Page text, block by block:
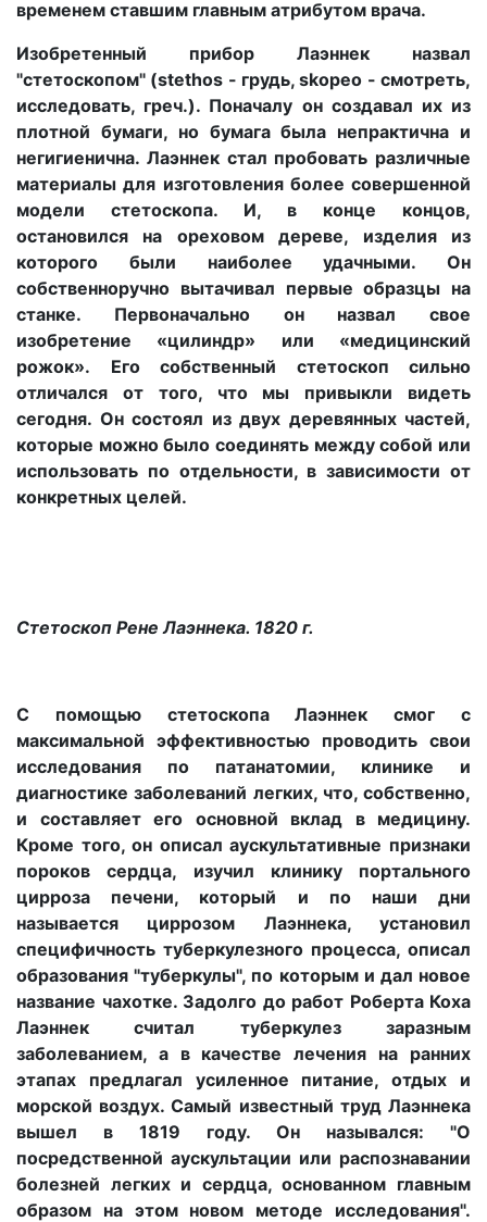
временем ставшим главным атрибутом врача.
Изобретенный прибор Лаэннек назвал
"стетоскопом" (stethos - грудь, skopeo - смотреть,
исследовать, греч.). Поначалу он создавал их из
плотной бумаги, но бумага была непрактична и
негигиенична. Лаэннек стал пробовать различные
материалы для изготовления более совершенной
модели стетоскопа. И, в конце концов,
остановился на ореховом дереве, изделия из
которого были наиболее удачными. Он
собственноручно вытачивал первые образцы на
станке. Первоначально он назвал свое
изобретение «цилиндр» или «медицинский
рожок». Его собственный стетоскоп сильно
отличался от того, что мы привыкли видеть
сегодня. Он состоял из двух деревянных частей,
которые можно было соединять между собой или
использовать по отдельности, в зависимости от
конкретных целей.
Стетоскоп Рене Лаэннека. 1820 г.
С помощью стетоскопа Лаэннек смог с
максимальной эффективностью проводить свои
исследования по патанатомии, клинике и
диагностике заболеваний легких, что, собственно,
и составляет его основной вклад в медицину.
Кроме того, он описал аускультативные признаки
пороков сердца, изучил клинику портального
цирроза печени, который и по наши дни
называется циррозом Лаэннека, установил
специфичность туберкулезного процесса, описал
образования "туберкулы", по которым и дал новое
название чахотке. Задолго до работ Роберта Коха
Лаэннек считал туберкулез заразным
заболеванием, а в качестве лечения на ранних
этапах предлагал усиленное питание, отдых и
морской воздух. Самый известный труд Лаэннека
вышел в 1819 году. Он назывался: "О
посредственной аускультации или распознавании
болезней легких и сердца, основанном главным
образом на этом новом методе исследования".